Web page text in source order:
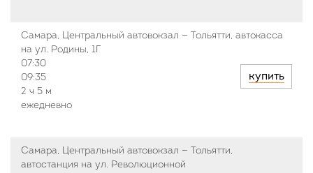
Самара, Центральный автовокзал — Тольятти, автокасса
на ул. Родины, 1Г
07:30
09:35
2 ч 5 м
ежедневно
купить
Самара, Центральный автовокзал — Тольятти,
автостанция на ул. Революционной